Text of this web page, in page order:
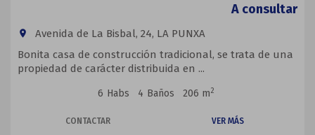
A consultar
room
Avenida de La Bisbal, 24, LA PUNXA
Bonita casa de construcción tradicional, se trata de una
propiedad de carácter distribuida en ...
6 Habs 4 Baños 206 m2
CONTACTAR VER MÁS